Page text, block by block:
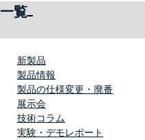
一覧
新製品
製品情報
製品の仕様変更・廃番
展示会
技術コラム
実験・デモレポート